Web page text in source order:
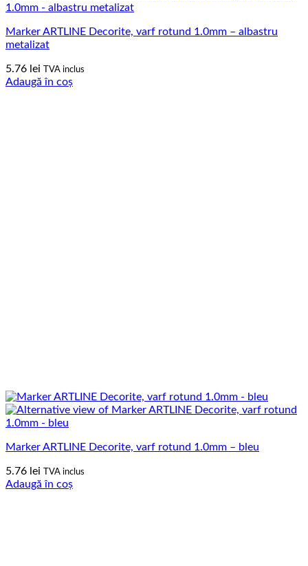
Marker ARTLINE Decorite, varf rotund 1.0mm – albastru
metalizat
5.76 lei TVA inclus
Adaugă în coș
Marker ARTLINE Decorite, varf rotund 1.0mm – bleu
5.76 lei TVA inclus
Adaugă în coș